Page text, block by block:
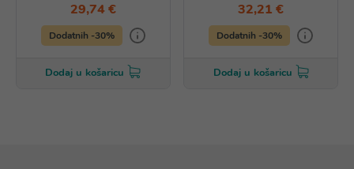
29,74 €
Dodatnih -30%
Dodaj u košaricu
32,21 €
Dodatnih -30%
Dodaj u košaricu